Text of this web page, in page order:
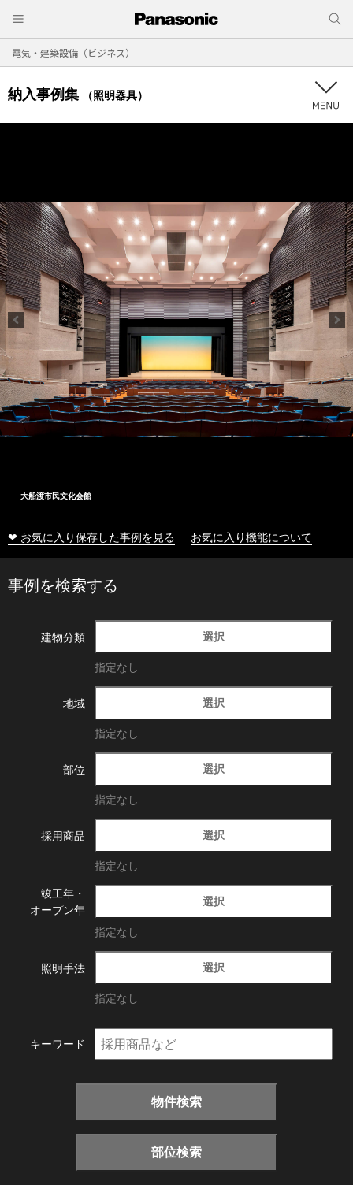
電気・建築設備（ビジネス）
納入事例集 （照明器具）
大船渡市民文化会館
❤ お気に入り保存した事例を見る お気に入り機能について
事例を検索する
建物分類 選択
指定なし
地域 選択
指定なし
部位 選択
指定なし
採用商品 選択
指定なし
竣工年・
オープン年
選択
指定なし
照明手法 選択
指定なし
キーワード
物件検索
部位検索